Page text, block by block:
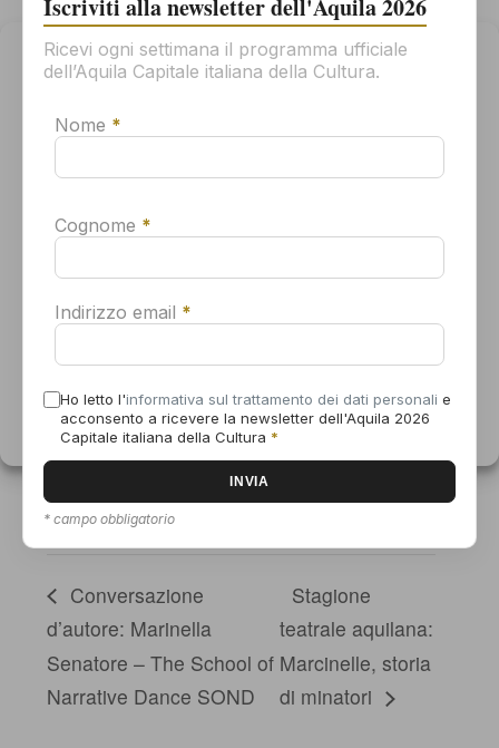
Gestisci il consenso
i cookie per memorizzare e/o accedere alle informazioni sul tuo
dispositivo. Il tuo consenso all'uso di queste tecnologie ci
navigazione o gli ID univoci su questo sito. Se non dai il consenso o
funzionare correttamente.
Accetta
Nega
Informativa sui cookieDichiarazione sulla Privacy
uzzo.it/
dell'Organizzatore
Ridotto del Teatro Comunale “V. Antonellini”
Piazza del Teatro
+ Google Maps
Numero di telefono
0862 411102
Conversazione
d’autore: Marinella
Senatore – The School of
Narrative Dance SOND
Stagione
teatrale aquilana:
Marcinelle, storia
di minatori
Iscriviti alla newsletter dell'Aquila 2026
Ricevi ogni settimana il programma ufficiale
dell’Aquila Capitale italiana della Cultura.
Nome *
Cognome *
Indirizzo email *
Ho letto l'informativa sul trattamento dei dati personali e
acconsento a ricevere la newsletter dell'Aquila 2026
Capitale italiana della Cultura *
* campo obbligatorio